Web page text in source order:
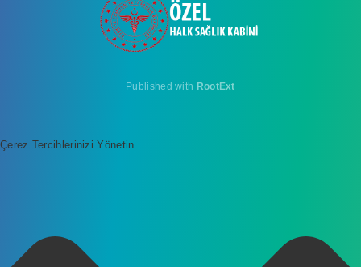
Published with RootExt
Çerez Tercihlerinizi Yönetin